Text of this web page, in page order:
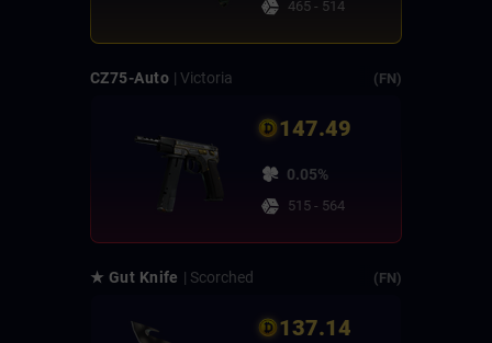
465 - 514
CZ75-Auto | Victoria (FN)
147.49
0.05%
515 - 564
★ Gut Knife | Scorched (FN)
137.14